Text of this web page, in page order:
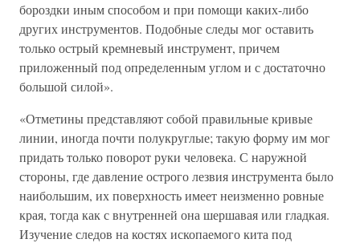
бороздки иным способом и при помощи каких-либо
других инструментов. Подобные следы мог оставить
только острый кремневый инструмент, причем
приложенный под определенным углом и с достаточно
большой силой».
«Отметины представляют собой правильные кривые
линии, иногда почти полукруглые; такую форму им мог
придать только поворот руки человека. С наружной
стороны, где давление острого лезвия инструмента было
наибольшим, их поверхность имеет неизменно ровные
края, тогда как с внутренней она шершавая или гладкая.
Изучение следов на костях ископаемого кита под